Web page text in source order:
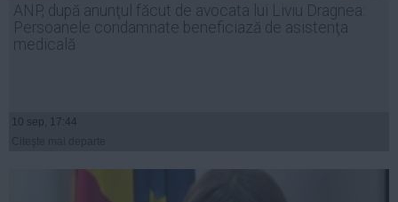
ANP, după anunţul făcut de avocata lui Liviu Dragnea:
Persoanele condamnate beneficiază de asistenţa
medicală
10 sep, 17:44